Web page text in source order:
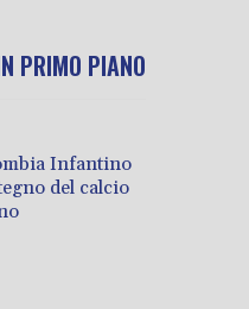
PRIMO PIANO
Infantino
del calcio